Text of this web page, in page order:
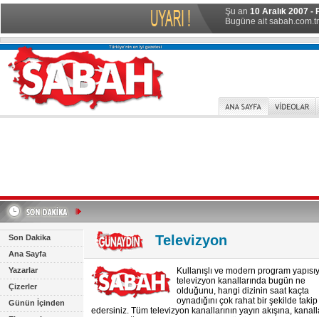
Şu an 10 Aralık 2007 -
Bugüne ait
Son Dakika
Ana Sayfa
Yazarlar
Çizerler
Günün İçinden
Televizyon
Kullanışlı ve modern program
televizyon kanallarında bugün ne
olduğunu, hangi dizinin saat kaçta
oynadığını çok rahat bir şekilde takip
edersiniz. Tüm televizyon kanallarının yayın akışına,